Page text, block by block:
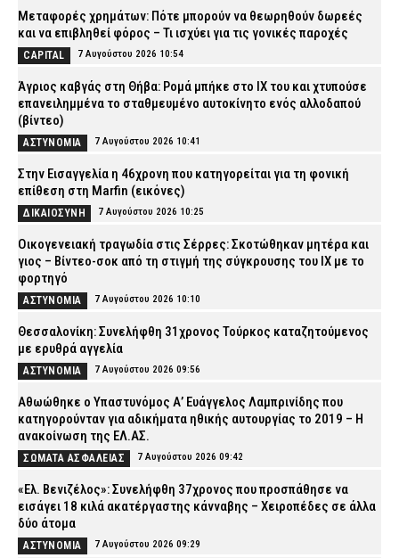
Μεταφορές χρημάτων: Πότε μπορούν να θεωρηθούν δωρεές
και να επιβληθεί φόρος – Τι ισχύει για τις γονικές παροχές
CAPITAL 7 Αυγούστου 2026 10:54
Άγριος καβγάς στη Θήβα: Ρομά μπήκε στο ΙΧ του και χτυπούσε
επανειλημμένα το σταθμευμένο αυτοκίνητο ενός αλλοδαπού
(βίντεο)
ΑΣΤΥΝΟΜΙΑ 7 Αυγούστου 2026 10:41
Στην Εισαγγελία η 46χρονη που κατηγορείται για τη φονική
επίθεση στη Marfin (εικόνες)
ΔΙΚΑΙΟΣΥΝΗ 7 Αυγούστου 2026 10:25
Οικογενειακή τραγωδία στις Σέρρες: Σκοτώθηκαν μητέρα και
γιος – Βίντεο-σοκ από τη στιγμή της σύγκρουσης του ΙΧ με το
φορτηγό
ΑΣΤΥΝΟΜΙΑ 7 Αυγούστου 2026 10:10
Θεσσαλονίκη: Συνελήφθη 31χρονος Τούρκος καταζητούμενος
με ερυθρά αγγελία
ΑΣΤΥΝΟΜΙΑ 7 Αυγούστου 2026 09:56
Αθωώθηκε ο Υπαστυνόμος Α’ Ευάγγελος Λαμπρινίδης που
κατηγορούνταν για αδικήματα ηθικής αυτουργίας το 2019 – Η
ανακοίνωση της ΕΛ.ΑΣ.
ΣΩΜΑΤΑ ΑΣΦΑΛΕΙΑΣ 7 Αυγούστου 2026 09:42
«Ελ. Βενιζέλος»: Συνελήφθη 37χρονος που προσπάθησε να
εισάγει 18 κιλά ακατέργαστης κάνναβης – Χειροπέδες σε άλλα
δύο άτομα
ΑΣΤΥΝΟΜΙΑ 7 Αυγούστου 2026 09:29